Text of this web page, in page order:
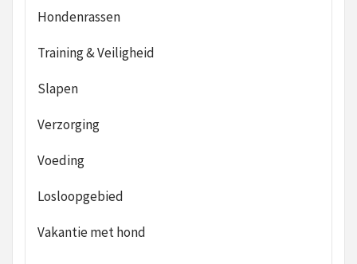
Hondenrassen
Training & Veiligheid
Slapen
Verzorging
Voeding
Losloopgebied
Vakantie met hond